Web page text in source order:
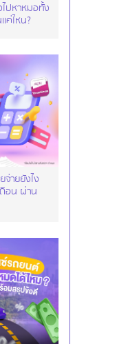
ปหาหมอทั้ง
ค่ไหน?
ายยังไง
อน ผ่าน